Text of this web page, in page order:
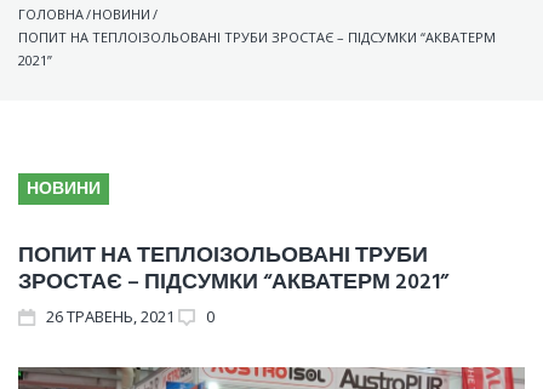
ГОЛОВНА/НОВИНИ /
ПОПИТ НА ТЕПЛОІЗОЛЬОВАНІ ТРУБИ ЗРОСТАЄ – ПІДСУМКИ “АКВАТЕРМ
2021”
НОВИНИ
ПОПИТ НА ТЕПЛОІЗОЛЬОВАНІ ТРУБИ
ЗРОСТАЄ – ПІДСУМКИ “АКВАТЕРМ 2021”
26ТРАВЕНЬ, 2021 0